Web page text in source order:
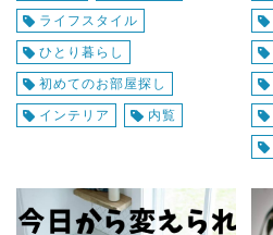
ライフスタイル
ひとり暮らし
初めてのお部屋探し
インテリア 内覧